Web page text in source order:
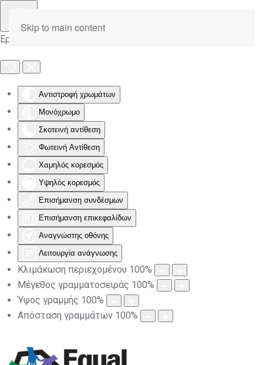
Εργαλειοθήκη Προσβασιμότητας
Αντιστροφή χρωμάτων
Μονόχρωμο
Σκοτεινή αντίθεση
Φωτεινή Αντίθεση
Χαμηλός κορεσμός
Υψηλός κορεσμός
Επισήμανση συνδέσμων
Επισήμανση επικεφαλίδων
Αναγνώστης οθόνης
Λειτουργία ανάγνωσης
Κλιμάκωση περιεχομένου 100%
Μέγεθος γραμματοσειράς 100%
Ύψος γραμμής 100%
Απόσταση γραμμάτων 100%
Skip to main content